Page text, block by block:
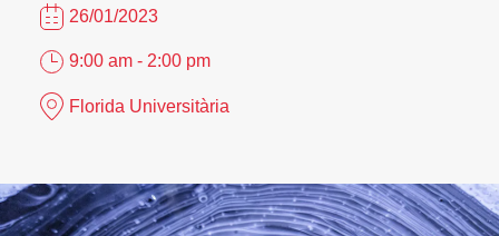
26/01/2023
9:00 am - 2:00 pm
Florida Universitària